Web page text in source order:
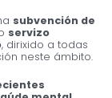
subvención de
servizo
, dirixido a todas
neste ámbito.